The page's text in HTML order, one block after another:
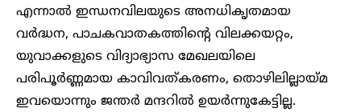
എന്നാൽ ഇന്ധനവിലയുടെ അനധികൃതമായ
വർദ്ധന, പാചകവാതകത്തിന്റെ വിലക്കയറ്റം,
യുവാക്കളുടെ വിദ്യാഭ്യാസ മേഖലയിലെ
പരിപൂർണ്ണമായ കാവിവത്കരണം, തൊഴിലില്ലായ്മ
ഇവയൊന്നും ജന്തർ മന്ദറിൽ ഉയർന്നുകേട്ടില്ല.